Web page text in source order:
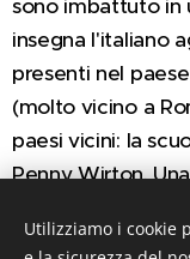
sono imbattuto in
insegna l'italiano
presenti nel
(molto vicino a
paesi vicini: la
Penny Wirton.
Utilizziamo i cookie